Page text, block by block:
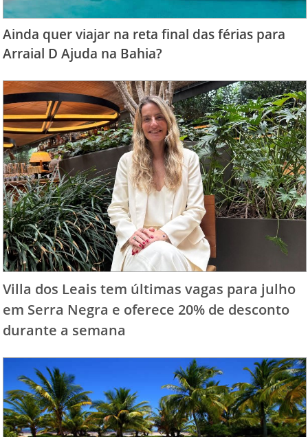
Ainda quer viajar na reta final das férias para
Arraial D Ajuda na Bahia?
Villa dos Leais tem últimas vagas para julho
em Serra Negra e oferece 20% de desconto
durante a semana